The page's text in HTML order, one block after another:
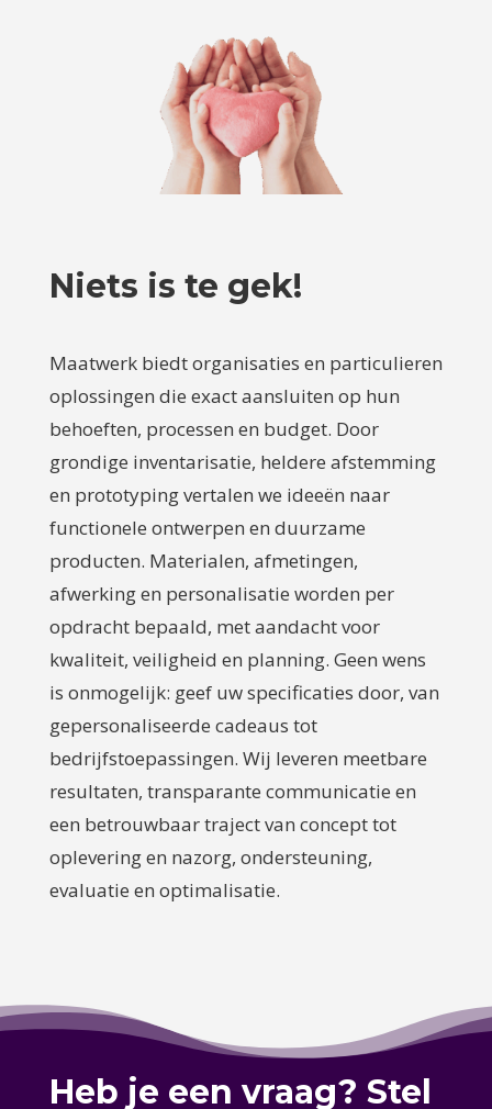
Niets is te gek!
Maatwerk biedt organisaties en particulieren
oplossingen die exact aansluiten op hun
behoeften, processen en budget. Door
grondige inventarisatie, heldere afstemming
en prototyping vertalen we ideeën naar
functionele ontwerpen en duurzame
producten. Materialen, afmetingen,
afwerking en personalisatie worden per
opdracht bepaald, met aandacht voor
kwaliteit, veiligheid en planning. Geen wens
is onmogelijk: geef uw specificaties door, van
gepersonaliseerde cadeaus tot
bedrijfstoepassingen. Wij leveren meetbare
resultaten, transparante communicatie en
een betrouwbaar traject van concept tot
oplevering en nazorg, ondersteuning,
evaluatie en optimalisatie.
Heb je een vraag? Stel